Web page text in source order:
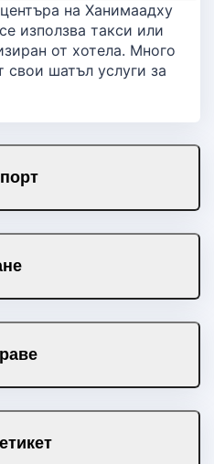
на Ханимаадху
използва такси или
от хотела. Много
свои шатъл услуги за